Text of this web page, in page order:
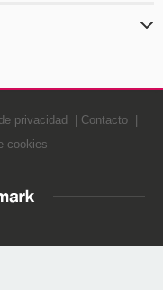
privacidad
Contacto
cookies